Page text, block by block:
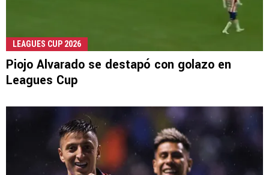
LEAGUES CUP 2026
Piojo Alvarado se destapó con golazo en
Leagues Cup